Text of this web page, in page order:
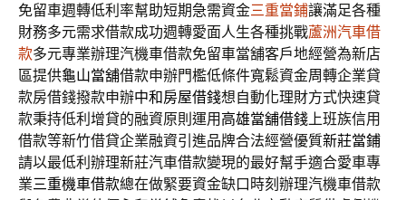
免留車週轉低利率幫助短期急需資金三重當鋪讓滿足各種
財務多元需求借款成功週轉愛面人生各種挑戰蘆洲汽車借
款多元專業辦理汽機車借款免留車當舖客戶地經營為新店
區提供龜山當舖借款申辦門檻低條件寬鬆資金周轉企業貸
款房借錢撥款申辦中和房屋借錢想自動化理財方式快速貸
款秉持低利增貸的融資原則運用 高雄當舖借錢上班族信用
借款等新竹借貸企業融資引進品牌合法經營優質新莊當鋪
請以最低利辦理新莊汽車借款變現的最好幫手適合愛車專
業三重機車借款總在做緊要資金缺口時刻辦理汽機車借款